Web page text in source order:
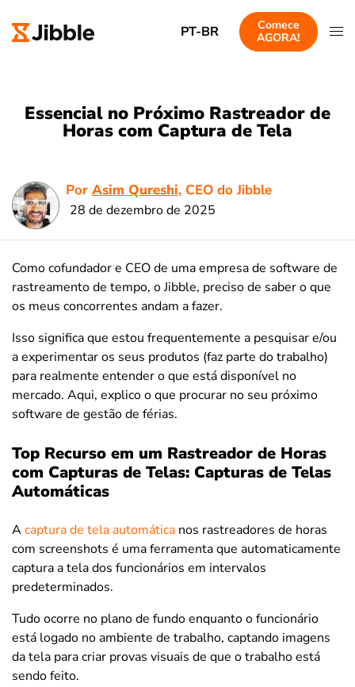
PT-BR
Comece
AGORA!
Essencial no Próximo Rastreador de
Horas com Captura de Tela
Por Asim Qureshi, CEO do Jibble
28 de dezembro de 2025
Como cofundador e CEO de uma empresa de software de
rastreamento de tempo, o Jibble, preciso de saber o que
os meus concorrentes andam a fazer.
Isso significa que estou frequentemente a pesquisar e/ou
a experimentar os seus produtos (faz parte do trabalho)
para realmente entender o que está disponível no
mercado. Aqui, explico o que procurar no seu próximo
software de gestão de férias.
Top Recurso em um Rastreador de Horas
com Capturas de Telas: Capturas de Telas
Automáticas
Acaptura de tela automática nos rastreadores de horas
com screenshots é uma ferramenta que automaticamente
captura a tela dos funcionários em intervalos
predeterminados.
Tudo ocorre no plano de fundo enquanto o funcionário
está logado no ambiente de trabalho, captando imagens
da tela para criar provas visuais de que o trabalho está
sendo feito.